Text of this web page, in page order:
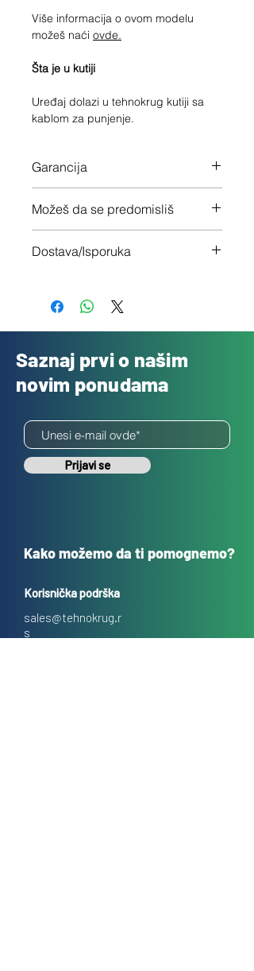
Više informacija o ovom modelu
možeš naći ovde.
Šta je u kutiji
Uređaj dolazi u tehnokrug kutiji sa
kablom za punjenje.
Garancija
Možeš da se predomisliš
nisi zadovoljan
Dostava/Isporuka
Saznaj prvi o našim
novim ponudama
Prijavi se
Kako možemo da ti pomognemo?
Korisnička podrška
sales@tehnokrug.r
s